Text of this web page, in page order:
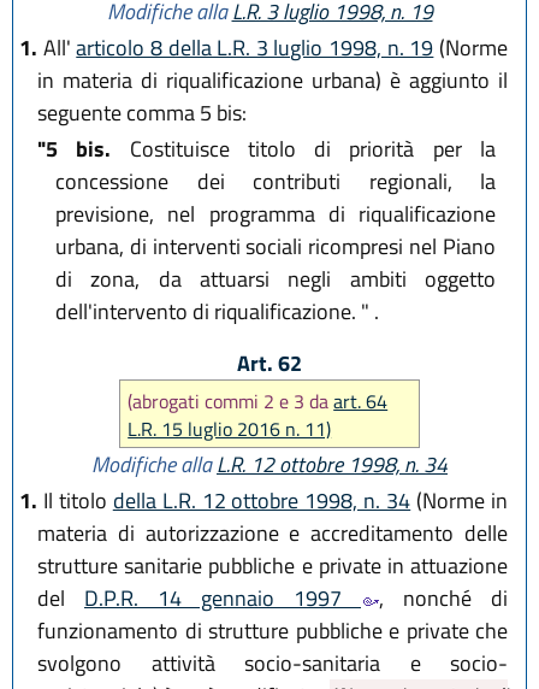
Modifiche allaL.R. 3 luglio 1998, n. 19
1. All'articolo 8 della L.R. 3 luglio 1998, n. 19 (Norme
in materia di riqualificazione urbana) è aggiunto il
seguente comma 5 bis:
"5 bis. Costituisce titolo di priorità per la
concessione dei contributi regionali, la
previsione, nel programma di riqualificazione
urbana, di interventi sociali ricompresi nel Piano
di zona, da attuarsi negli ambiti oggetto
dell'intervento di riqualificazione. " .
Art. 62
(abrogati commi 2 e 3 daart. 64
L.R. 15 luglio 2016 n. 11)
Modifiche allaL.R. 12 ottobre 1998, n. 34
1. Il titolo della L.R. 12 ottobre 1998, n. 34 (Norme in
materia di autorizzazione e accreditamento delle
strutture sanitarie pubbliche e private in attuazione
del D.P.R. 14 gennaio 1997
, nonché di
funzionamento di strutture pubbliche e private che
svolgono attività socio-sanitaria e socio-